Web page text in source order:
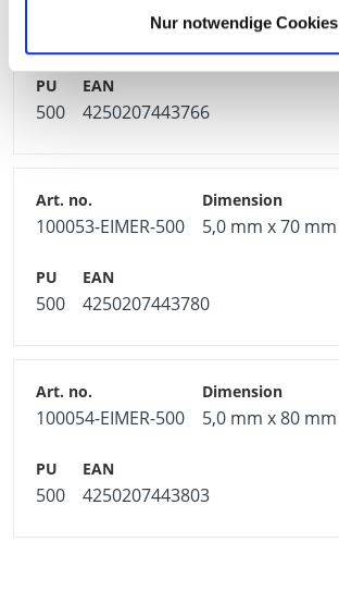
Nur notwendige Cookies
100052-EIMER-500 5,0 mm x 60 mm
500 4250207443766
100053-EIMER-500 5,0 mm x 70 mm
500 4250207443780
100054-EIMER-500 5,0 mm x 80 mm
500 4250207443803